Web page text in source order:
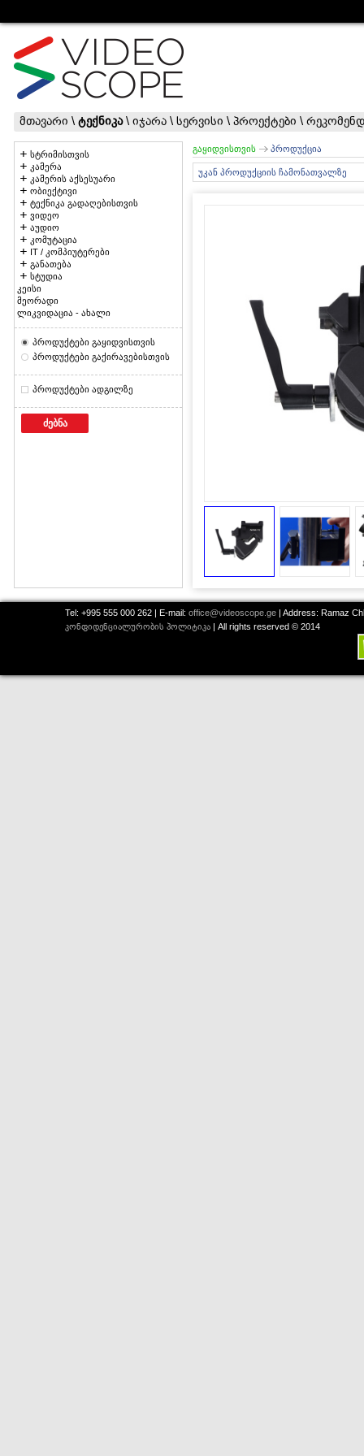
მთავარი \ ტექნიკა\ იჯარა \ სერვისი \ პროექტები \
სტრიმისთვის
კამერა
კამერის აქსესუარი
ობიექტივი
ტექნიკა გადაღებისთვის
ვიდეო
აუდიო
კომუტაცია
IT / კომპიუტერები
განათება
სტუდია
კეისი
მეორადი
ლიკვიდაცია - ახალი
პროდუქტები გაყიდვისთვის
პროდუქტები გაქირავებისთვის
პროდუქტები ადგილზე
ძებნა
გაყიდვისთვის პროდუქცია
უკან პროდუქციის ჩამონათვალზე
Tel: +995 555 000 262 | E-mail: office@videoscope.ge | Address: Ramaz
კონფიდენციალურობის პოლიტიკა | All rights reserved © 2014